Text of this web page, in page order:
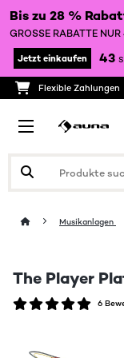
Bis zu 28 %
GROSSE RABATTE
Jetzt einkaufen 43 S
Flexible Zahlungen
Musikanlagen
The Player
6